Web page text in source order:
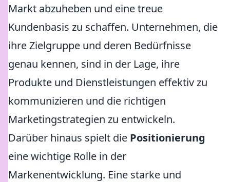
Markt abzuheben und eine treue
Kundenbasis zu schaffen. Unternehmen, die
ihre Zielgruppe und deren Bedürfnisse
genau kennen, sind in der Lage, ihre
Produkte und Dienstleistungen effektiv zu
kommunizieren und die richtigen
Marketingstrategien zu entwickeln.
Darüber hinaus spielt die Positionierung
eine wichtige Rolle in der
Markenentwicklung. Eine starke und